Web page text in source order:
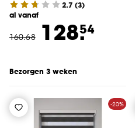
2.7 (3)
al vanaf
160.68 128.54
Bezorgen 3 weken
-20%